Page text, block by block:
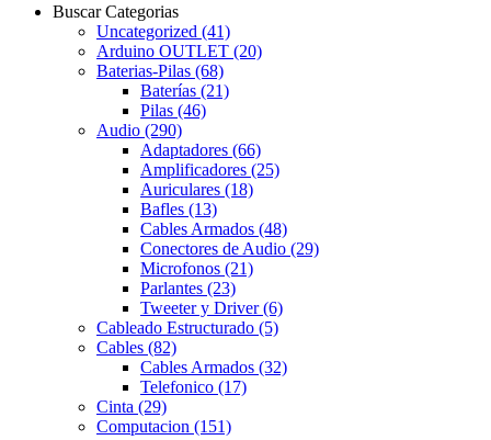
Buscar Categorias
Uncategorized (41)
Arduino OUTLET (20)
Baterias-Pilas (68)
Baterías (21)
Pilas (46)
Audio (290)
Adaptadores (66)
Amplificadores (25)
Auriculares (18)
Bafles (13)
Cables Armados (48)
Conectores de Audio (29)
Microfonos (21)
Parlantes (23)
Tweeter y Driver(6)
Cableado Estructurado (5)
Cables (82)
Cables Armados (32)
Telefonico (17)
Cinta (29)
Computacion (151)